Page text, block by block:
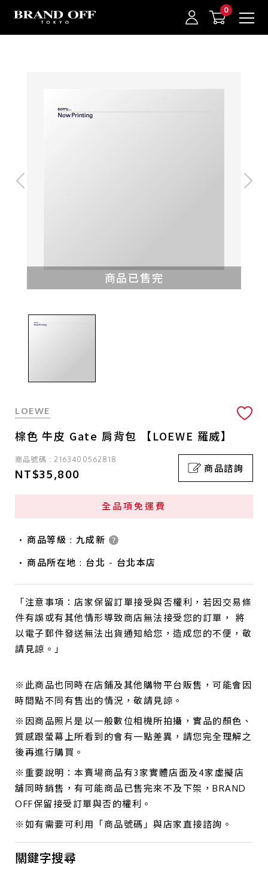
中古名牌業界No.1的BRAND OFF。BRAND OFF官網購物/h1>
登入/註冊
商品已售完
LOEWE
棕色 牛皮 Gate 肩背包 【LOEWE 羅威】
商品號碼 : 2163400562818
NT$35,800 商品諮詢
全品項免運費
商品等級 : 九成新
商品所在地 : 台北 - 台北本店
「注意事項：店家保留訂單接受與否權利，若因交易條
件有誤或有其他情形導致商店無法接受您的訂單， 將
以電子郵件發送無法出貨通知給您，造成您的不便，敬
請見諒。」
※此商品也同時在店鋪及其他購物平台販售，可能會因
時間點不同有售出的情況，敬請見諒。
※因商品照片是以一般數位相機所拍攝，實品的顏色、
質感跟螢幕上所看到的會有一點差異，請您完全理解之
後再進行購買。
※重要說明：本賣場商品有3家實體店面及4家虛擬店
舖同時銷售，有可能商品已售完來不及下架，BRAND
OFF保留接受訂單與否的權利。
※如有需要可利用「商品號碼」與店家直接諮詢。
關鍵字搜尋